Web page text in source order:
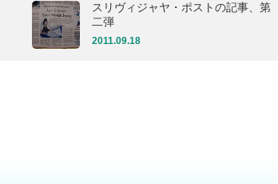
スリヴィジャヤ・ポストの記事、第
二弾
2011.09.18